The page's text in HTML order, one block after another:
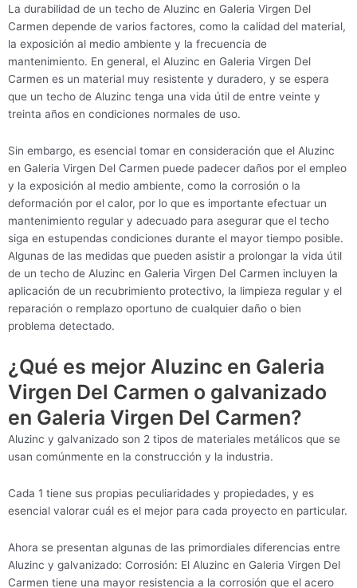
La durabilidad de un techo de Aluzinc en Galeria Virgen Del
Carmen depende de varios factores, como la calidad del material,
la exposición al medio ambiente y la frecuencia de
mantenimiento. En general, el Aluzinc en Galeria Virgen Del
Carmen es un material muy resistente y duradero, y se espera
que un techo de Aluzinc tenga una vida útil de entre veinte y
treinta años en condiciones normales de uso.
Sin embargo, es esencial tomar en consideración que el Aluzinc
en Galeria Virgen Del Carmen puede padecer daños por el empleo
y la exposición al medio ambiente, como la corrosión o la
deformación por el calor, por lo que es importante efectuar un
mantenimiento regular y adecuado para asegurar que el techo
siga en estupendas condiciones durante el mayor tiempo posible.
Algunas de las medidas que pueden asistir a prolongar la vida útil
de un techo de Aluzinc en Galeria Virgen Del Carmen incluyen la
aplicación de un recubrimiento protectivo, la limpieza regular y el
reparación o remplazo oportuno de cualquier daño o bien
problema detectado.
¿Qué es mejor Aluzinc en Galeria
Virgen Del Carmen o galvanizado
en Galeria Virgen Del Carmen?
Aluzinc y galvanizado son 2 tipos de materiales metálicos que se
usan comúnmente en la construcción y la industria.
Cada 1 tiene sus propias peculiaridades y propiedades, y es
esencial valorar cuál es el mejor para cada proyecto en particular.
Ahora se presentan algunas de las primordiales diferencias entre
Aluzinc y galvanizado: Corrosión: El Aluzinc en Galeria Virgen Del
Carmen tiene una mayor resistencia a la corrosión que el acero